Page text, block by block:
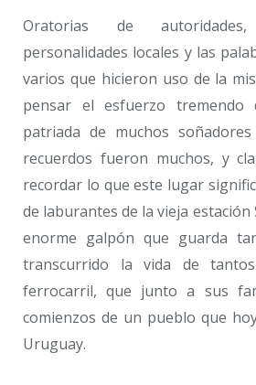
Oratorias de
personalidades locales y las
varios que hicieron uso de la
pensar el esfuerzo tremendo
patriada de muchos
recuerdos fueron muchos, y
recordar lo que este lugar
de laburantes de la vieja estación
enorme galpón que guarda
transcurrido la vida de
ferrocarril, que junto a sus
comienzos de un pueblo que
Uruguay.